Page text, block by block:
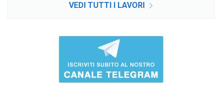
VEDI TUTTI I LAVORI